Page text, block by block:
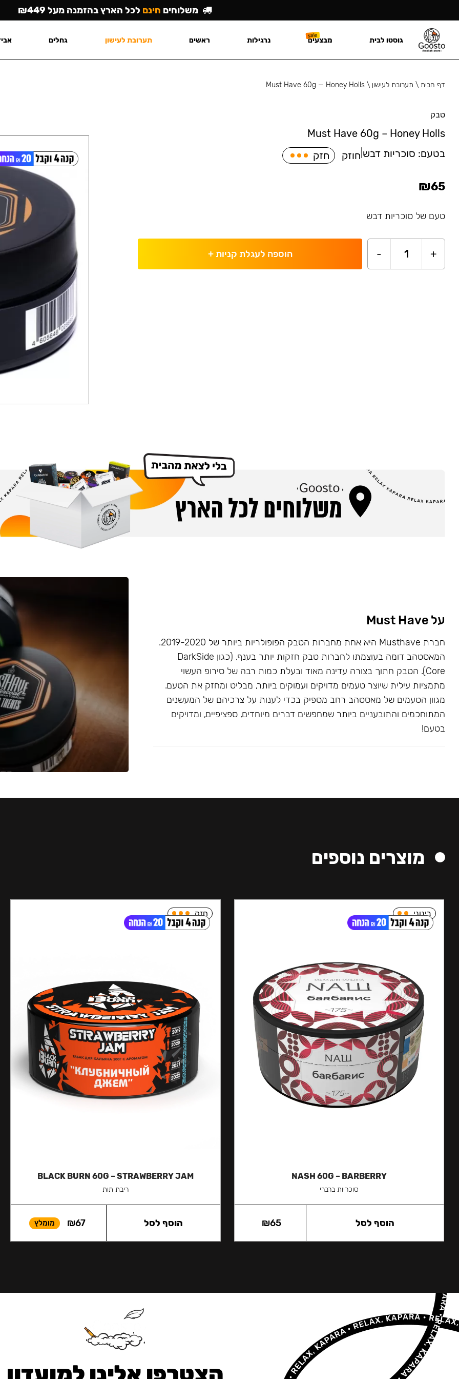
דף הבית\ תערובת לעישון \
Must Have 60g — Honey Holls
טבק
Must Have 60g – Honey Holls
בטעם: סוכריות דבש חוזק חזק
₪65
טעם של סוכריות דבש
+
1
- הוספה לעגלת קניות+
על Must Have
חברת Musthave היא אחת מחברות הטבק הפופולריות ביותר של 2019-2020.
המאסטהב דומה בעוצמתו לחברות טבק חזקות יותר בענף, (כגון DarkSide
Core). הטבק חתוך בצורה עדינה מאוד ובעלת כמות רבה של סירופ העשוי
מתמציות עילית שיוצר טעמים מדויקים ועמוקים ביותר, מבליט ומחזק את הטעם.
מגוון הטעמים של מאסטהב רחב מספיק בכדי לענות על צרכיהם של המעשנים
המתוחכמים והתובעניים ביותר שמחפשים דברים מיוחדים, ספציפיים, ומדויקים
בטעם!
מוצרים נוספים
בינוני
NASH 60G – BARBERRY
סוכריות ברברי
₪65 הוסף לסל
חזק
BLACK BURN 60G – STRAWBERRY JAM
ריבת תות
₪67 מומלץ הוסף לסל
משלוחים חינם לכל הארץ בהזמנה מעל ₪449
גוסטו לבית מבצעים נרגילות ראשים תערובת לעישון גחלים